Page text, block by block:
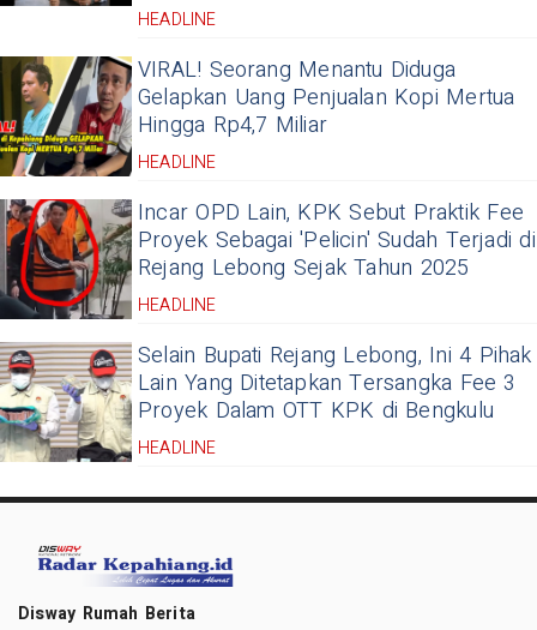
HEADLINE
VIRAL! Seorang Menantu Diduga
Gelapkan Uang Penjualan Kopi Mertua
Hingga Rp4,7 Miliar
HEADLINE
Incar OPD Lain, KPK Sebut Praktik Fee
Proyek Sebagai 'Pelicin' Sudah Terjadi di
Rejang Lebong Sejak Tahun 2025
HEADLINE
Selain Bupati Rejang Lebong, Ini 4 Pihak
Lain Yang Ditetapkan Tersangka Fee 3
Proyek Dalam OTT KPK di Bengkulu
HEADLINE
Disway Rumah Berita